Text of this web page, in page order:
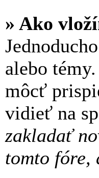
» Ako
alebo
môcť
vidieť na
zakladať
tomto fóre,